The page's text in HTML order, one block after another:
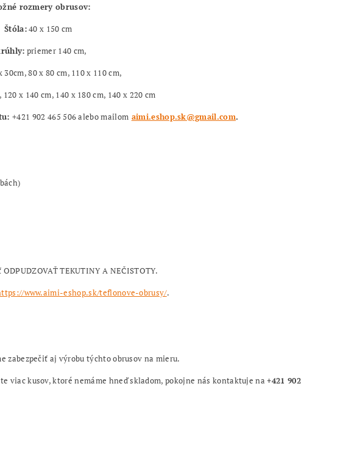
rozmery obrusov:
Štóla:40 x 150 cm
priemer 140 cm,
30cm, 80 x 80 cm, 110 x 110 cm,
120 x 140 cm, 140 x 180 cm, 140 x 220 cm
tu:+421 902 465 506 alebo mailom aimi.eshop.sk@gmail.com.
TEKUTINY A NEČISTOTY.
www.aimi-eshop.sk/teflonove-obrusy/.
zabezpečiť aj výrobu týchto obrusov na mieru.
viac kusov, ktoré nemáme hneď skladom, pokojne nás kontaktuje na+421 902